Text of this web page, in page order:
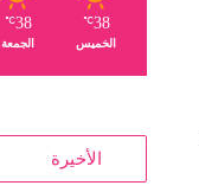
38
℃
الخميس
38
℃
الجمعة
الأخيرة